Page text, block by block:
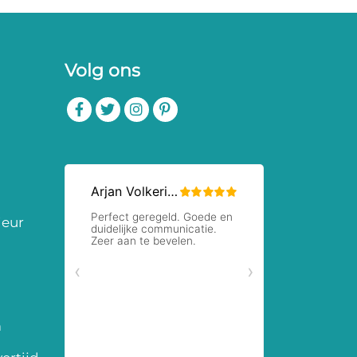
Volg ons